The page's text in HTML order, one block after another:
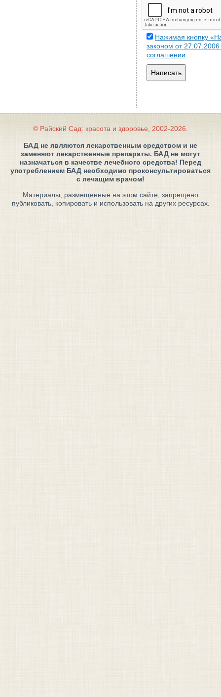
Нажимая кнопку
законом от
соглашении
Написать
© Райский Сад: красота и здоровье, 2002-2026.
БАД не являются лекарственным средством и не
заменяют лекарственные препараты. БАД не могут
назначаться в качестве лечебного средства! Перед
употреблением БАД необходимо проконсультироваться
с лечащим врачом!
Материалы, размещенные на этом сайте, запрещено
публиковать, копировать и использовать на других ресурсах.